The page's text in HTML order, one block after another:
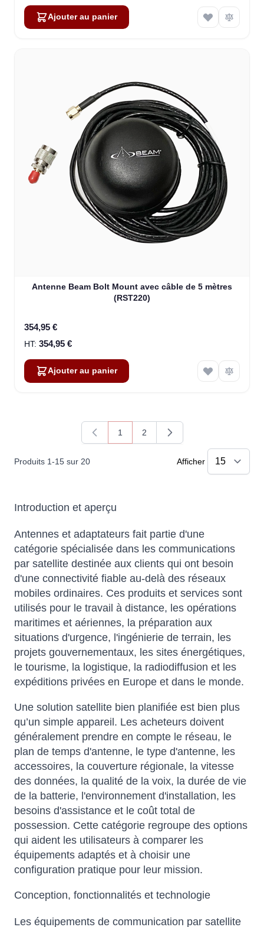
Ajouter au panier
Antenne Beam Bolt Mount avec câble de 5 mètres
(RST220)
354,95 €
354,95 €
Ajouter au panier
Produits 1-15 sur 20
Vous lisez actuellement la page
1
Page
2
Afficher
Introduction et aperçu
Antennes et adaptateurs fait partie d'une
catégorie spécialisée dans les communications
par satellite destinée aux clients qui ont besoin
d'une connectivité fiable au-delà des réseaux
mobiles ordinaires. Ces produits et services sont
utilisés pour le travail à distance, les opérations
maritimes et aériennes, la préparation aux
situations d'urgence, l'ingénierie de terrain, les
projets gouvernementaux, les sites énergétiques,
le tourisme, la logistique, la radiodiffusion et les
expéditions privées en Europe et dans le monde.
Une solution satellite bien planifiée est bien plus
qu’un simple appareil. Les acheteurs doivent
généralement prendre en compte le réseau, le
plan de temps d'antenne, le type d'antenne, les
accessoires, la couverture régionale, la vitesse
des données, la qualité de la voix, la durée de vie
de la batterie, l'environnement d'installation, les
besoins d'assistance et le coût total de
possession. Cette catégorie regroupe des options
qui aident les utilisateurs à comparer les
équipements adaptés et à choisir une
configuration pratique pour leur mission.
Conception, fonctionnalités et technologie
Les équipements de communication par satellite